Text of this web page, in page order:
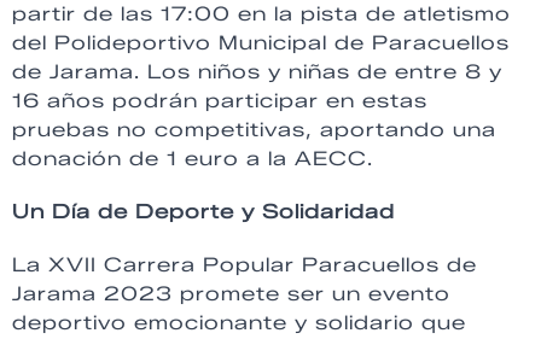
partir de las 17:00 en la pista de atletismo
del Polideportivo Municipal de Paracuellos
de Jarama. Los niños y niñas de entre 8 y
16 años podrán participar en estas
pruebas no competitivas, aportando una
donación de 1 euro a la AECC.
Un Día de Deporte y Solidaridad
La XVII Carrera Popular Paracuellos de
Jarama 2023 promete ser un evento
deportivo emocionante y solidario que